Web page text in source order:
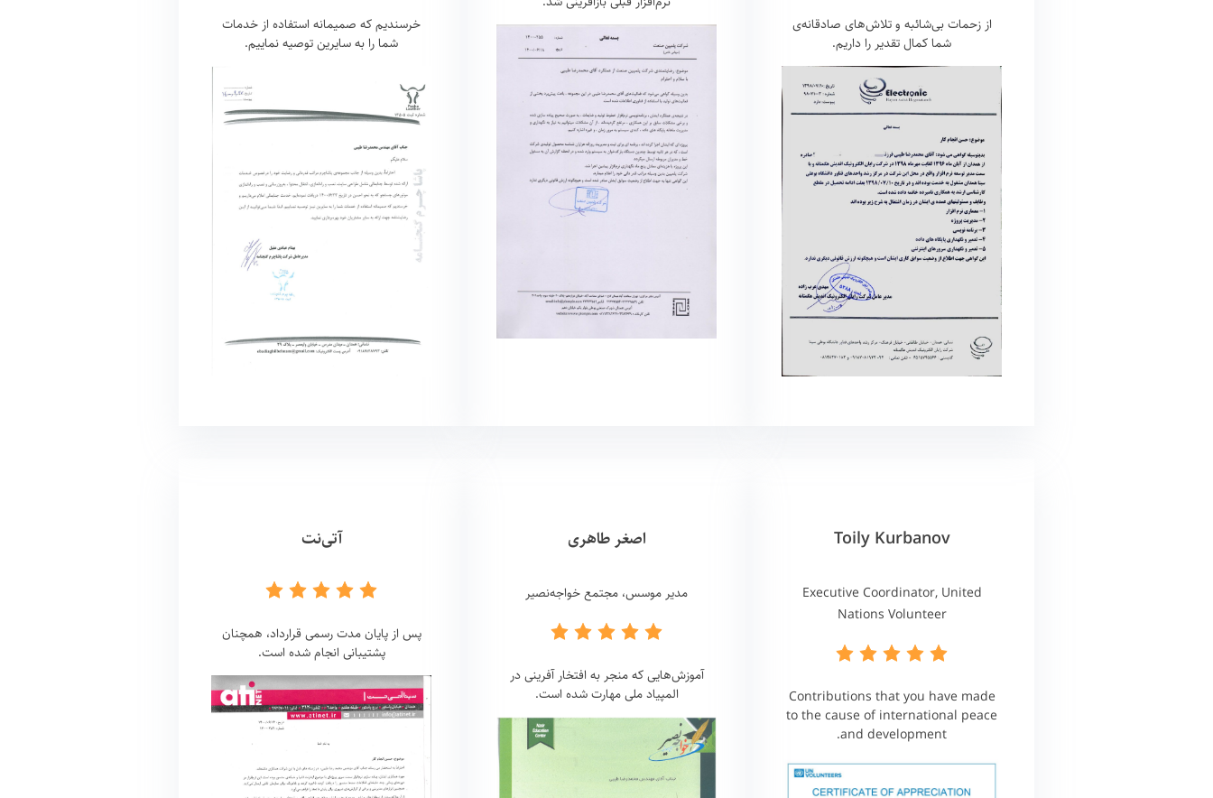
از زحمات بی‌شائبه و تلاش‌های صادقانه‌ی
شما کمال تقدیر را داریم.
خرسندیم که صمیمانه استفاده از خدمات
شما را به سایرین توصیه نماییم.
Toily Kurbanov
Executive Coordinator, United
Nations Volunteer
Contributions that you have made
to the cause of international peace
and development.
اصغر طاهری
مدیر موسس، مجتمع خواجه‌نصیر
آموزش‌هایی که منجر به افتخار آفرینی در
المپیاد ملی مهارت شده است.
آتی‌نت
پس از پایان مدت رسمی قرارداد، همچنان
پشتیبانی انجام شده است.